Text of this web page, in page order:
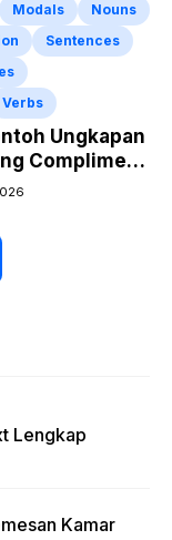
Modals
Nouns
Sentences
Verbs
Ungkapan
Compliment
Dan
Lengkap
Kamar